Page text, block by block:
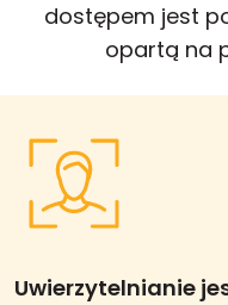
dostępem jest
opartą na
Uwierzytelnianie